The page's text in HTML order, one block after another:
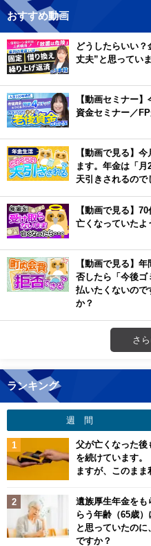
おすすめ動画
どうしたらいい
丈夫”と思ってい
【動画セミナー
資金セミナー／
【動画で見る】
ます。年金は「
天引きされるので
【動画で見る】
亡くなっていたよ
【動画で見る】
否したら「今後ゴ
払いたくないので
か？
さ
ランキング
週 間
父が亡くなった後
を続けています。
ますが、このまま
遺族厚生年金をも
らう年齢（65歳
と思っていたの
ですか？